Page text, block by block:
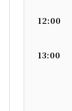
12:00
13:00